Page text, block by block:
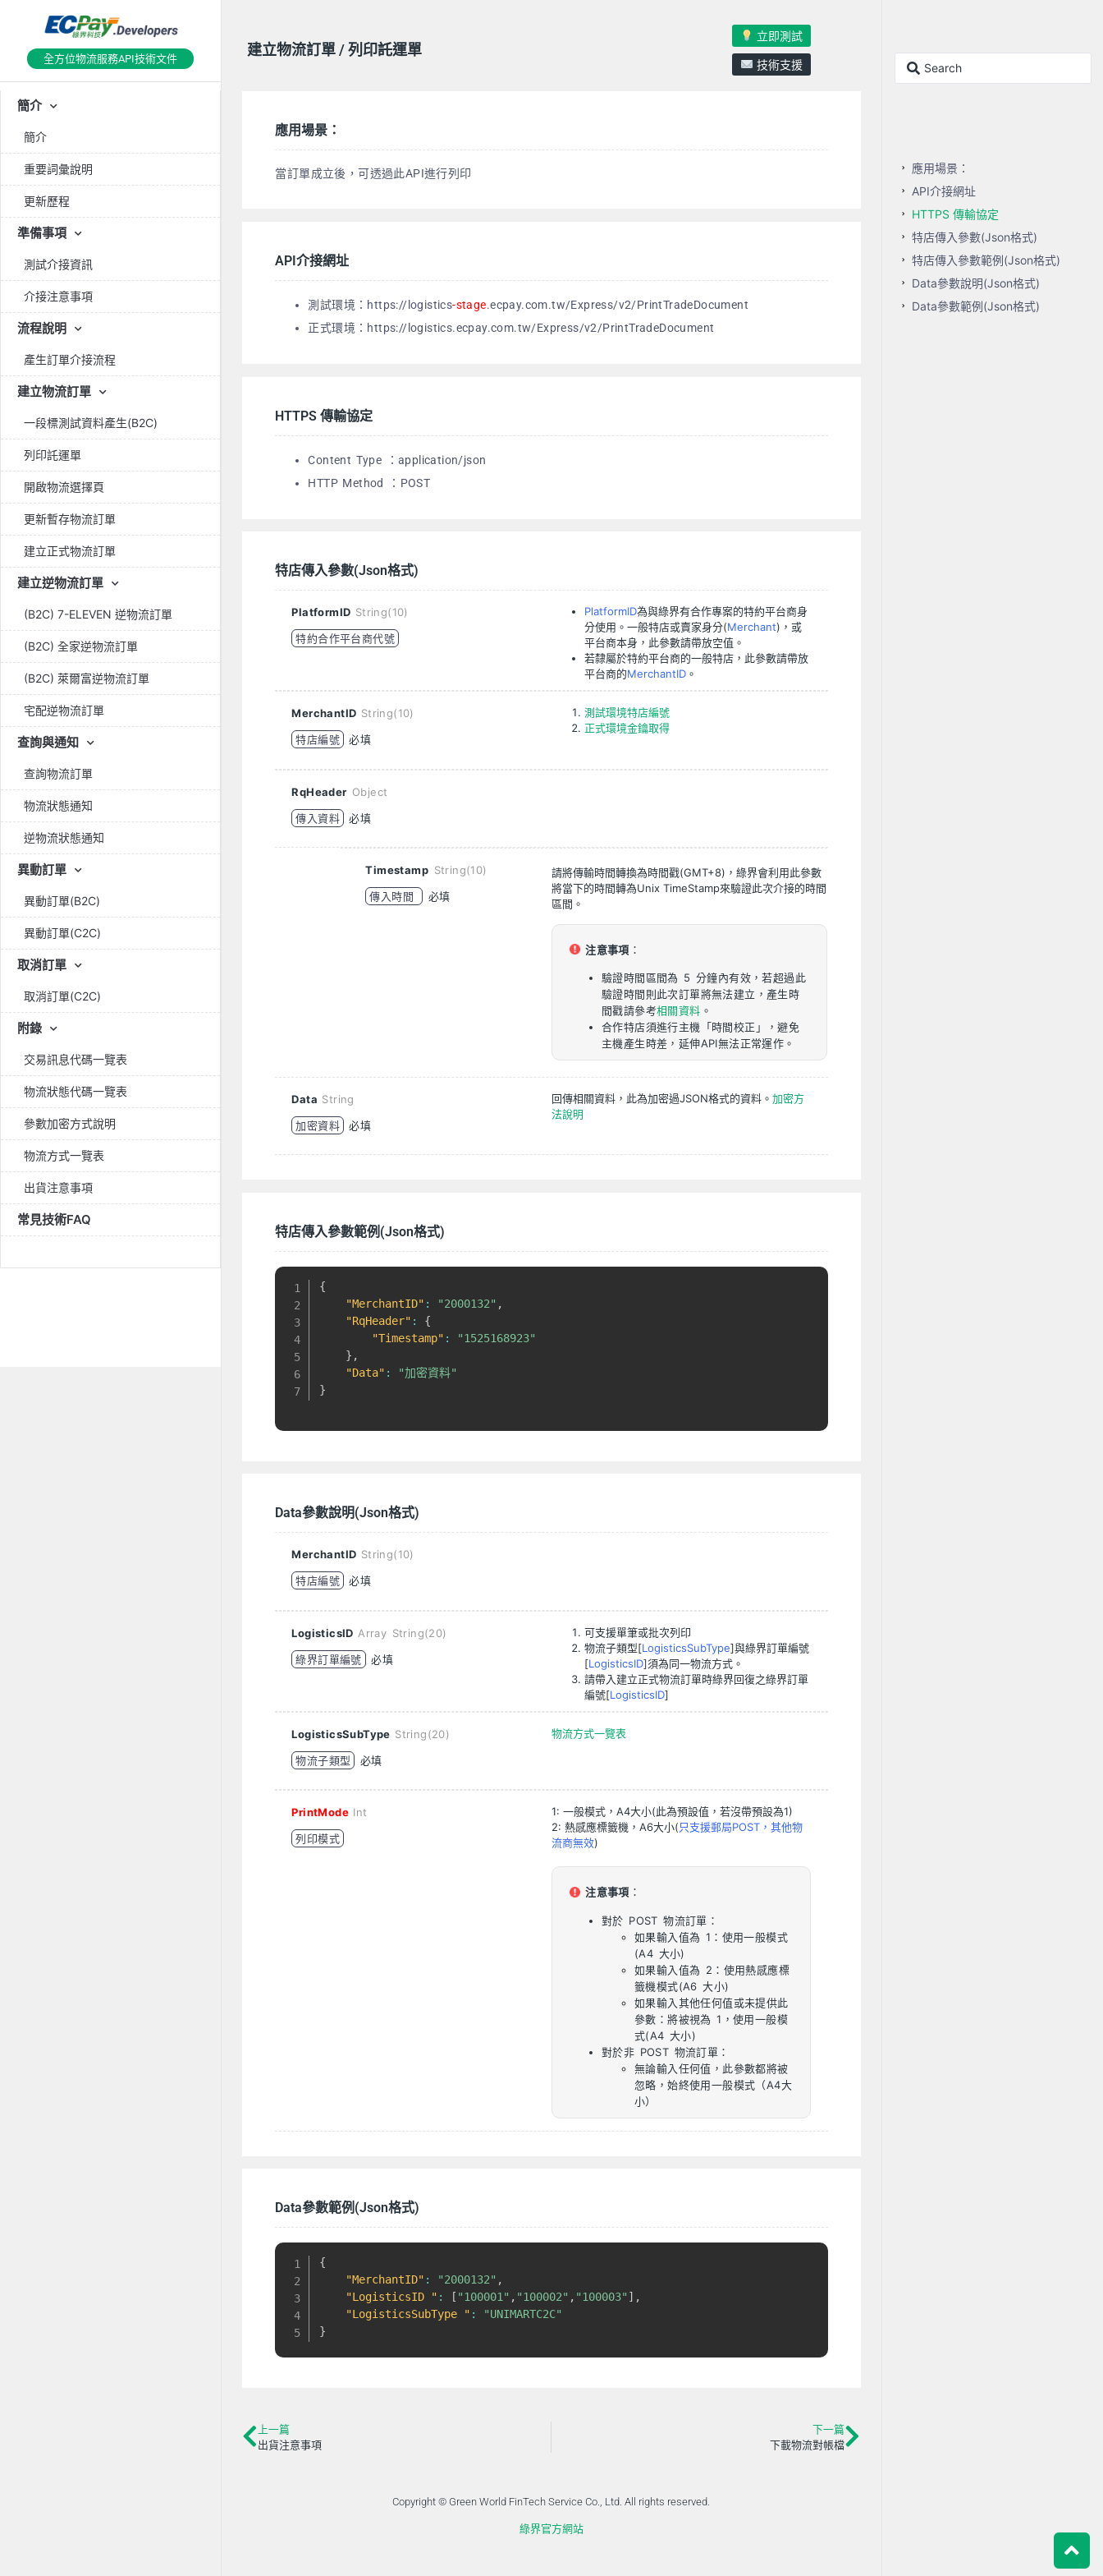
全方位物流服務API技術文件
簡介
簡介
重要詞彙說明
更新歷程
準備事項
測試介接資訊
介接注意事項
流程說明
產生訂單介接流程
建立物流訂單
一段標測試資料產生(B2C)
列印託運單
開啟物流選擇頁
更新暫存物流訂單
建立正式物流訂單
建立逆物流訂單
(B2C) 7-ELEVEN 逆物流訂單
(B2C) 全家逆物流訂單
(B2C) 萊爾富逆物流訂單
宅配逆物流訂單
查詢與通知
查詢物流訂單
物流狀態通知
逆物流狀態通知
異動訂單
異動訂單(B2C)
異動訂單(C2C)
取消訂單
取消訂單(C2C)
附錄
交易訊息代碼一覽表
物流狀態代碼一覽表
參數加密方式說明
物流方式一覽表
出貨注意事項
常見技術FAQ
建立物流訂單 / 列印託運單
立即測試
技術支援
應用場景：
當訂單成立後，可透過此API進行列印
API介接網址
測試環境：https://logistics-stage.ecpay.com.tw/Express/v2/PrintTradeDocument
正式環境：https://logistics.ecpay.com.tw/Express/v2/PrintTradeDocument
HTTPS 傳輸協定
Content Type ：application/json
HTTP Method ：POST
特店傳入參數(Json格式)
PlatformID String(10)
特約合作平台商代號
PlatformID為與綠界有合作專案的特約平台商身
分使用。一般特店或賣家身分(Merchant)，或
平台商本身，此參數請帶放空值。
若隸屬於特約平台商的一般特店，此參數請帶放
平台商的MerchantID。
MerchantID String(10)
特店編號
必填
測試環境特店編號
正式環境金鑰取得
RqHeader Object
傳入資料
必填
Timestamp String(10)
傳入時間
必填
請將傳輸時間轉換為時間戳(GMT+8)，綠界會利用此參數
將當下的時間轉為Unix TimeStamp來驗證此次介接的時間
區間。
注意事項 ：
驗證時間區間為 5 分鐘內有效，若超過此
驗證時間則此次訂單將無法建立，產生時
間戳請參考相關資料 。
合作特店須進行主機「時間校正」，避免
主機產生時差，延伸API無法正常運作。
Data String
加密資料
必填
回傳相關資料，此為加密過JSON格式的資料。 加密方
法說明
特店傳入參數範例(Json格式)
{
"MerchantID" : "2000132" ,
"RqHeader" :
{
"Timestamp" :
"1525168923"
} ,
"Data" :
"加密資料"
}
Data參數說明(Json格式)
MerchantID String(10)
特店編號
必填
LogisticsID Array String(20)
綠界訂單編號 必填
可支援單筆或批次列印
物流子類型[LogisticsSubType]與綠界訂單編號
[LogisticsID]須為同一物流方式。
請帶入建立正式物流訂單時綠界回復之綠界訂單
編號[LogisticsID]
LogisticsSubType String(20)
物流子類型
必填
物流方式一覽表
PrintMode Int
列印模式
1: 一般模式，A4大小(此為預設值，若沒帶預設為1)
2: 熱感應標籤機，A6大小(只支援郵局POST，其他物
流商無效)
注意事項 ：
對於 POST 物流訂單：
如果輸入值為 1：使用一般模式
(A4 大小)
如果輸入值為 2：使用熱感應標
籤機模式(A6 大小)
如果輸入其他任何值或未提供此
參數：將被視為 1，使用一般模
式(A4 大小)
對於非 POST 物流訂單：
無論輸入任何值，此參數都將被
忽略，始終使用一般模式（A4大
小）
Data參數範例(Json格式)
{
"MerchantID" : "2000132" ,
"LogisticsID " : [ "100001" , "100002" , "100003" ] ,
"LogisticsSubType " :
"UNIMARTC2C"
}
上一篇
出貨注意事項
下一篇
下載物流對帳檔
Copyright © Green World FinTech Service Co., Ltd. All rights reserved.
綠界官方網站
應用場景：
API介接網址
HTTPS 傳輸協定
特店傳入參數(Json格式)
特店傳入參數範例(Json格式)
Data參數說明(Json格式)
Data參數範例(Json格式)